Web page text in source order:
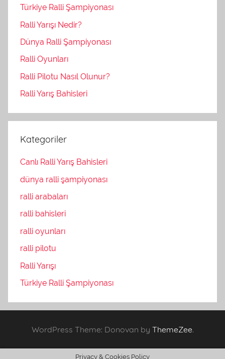
Türkiye Ralli Şampiyonası
Ralli Yarışı Nedir?
Dünya Ralli Şampiyonası
Ralli Oyunları
Ralli Pilotu Nasıl Olunur?
Ralli Yarış Bahisleri
Kategoriler
Canlı Ralli Yarış Bahisleri
dünya ralli şampiyonası
ralli arabaları
ralli bahisleri
ralli oyunları
ralli pilotu
Ralli Yarışı
Türkiye Ralli Şampiyonası
WordPress Theme: Donovan by ThemeZee.
Privacy & Cookies Policy